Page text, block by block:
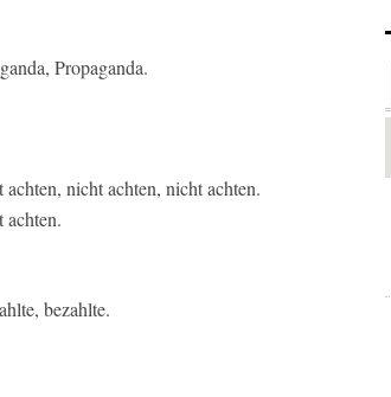
Propaganda.
nicht achten, nicht achten.
achten.
bezahlte.